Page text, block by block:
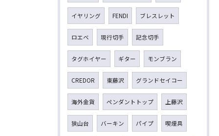
イヤリング FENDI ブレスレット
ロエベ 現行切手 記念切手
タグホイヤー ギター モンブラン
CREDOR 東藤沢 グランドセイコー
海外金貨 ペンダントトップ 上藤沢
狭山台 バーキン パイプ 喫煙具